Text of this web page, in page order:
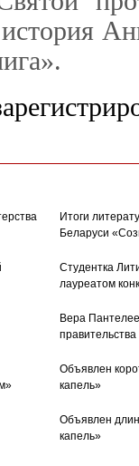
Итоги
Беларуси
Студентка
лауреатом
Вера
Объявлен
капель»
Объявлен
капель»